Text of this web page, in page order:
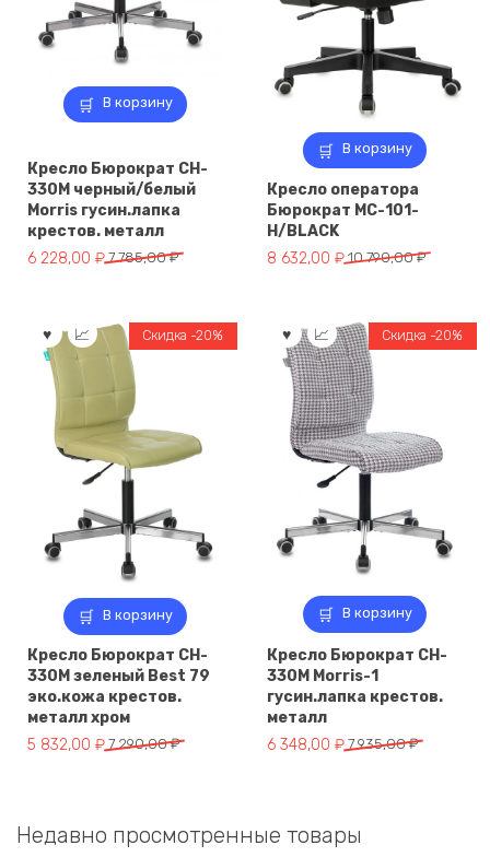
В корзину
Кресло Бюрократ CH-
330M черный/белый
Morris гусин.лапка
крестов. металл
7 785,00₽
Первоначальная
785,00 ₽.
6 228,00 ₽
Текущая
228,00 ₽.
В корзину
Кресло оператора
Бюрократ MC-101-
H/BLACK
10 790,00₽
Первоначальная
790,00 ₽.
8 632,00 ₽
Текущая
632,00 ₽.
В корзину
Скидка -20%
Кресло Бюрократ CH-
330M зеленый Best 79
эко.кожа крестов.
металл хром
7 290,00₽
Первоначальная
290,00 ₽.
5 832,00 ₽
Текущая
В корзину
Скидка -20%
Кресло Бюрократ CH-
330M Morris-1
гусин.лапка крестов.
металл
7 935,00₽
Первоначальная
935,00 ₽.
6 348,00 ₽
Текущая
Недавно просмотренные товары